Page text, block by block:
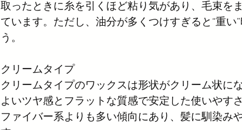
取ったときに糸を引くほど粘り気があり、毛束を
ています。ただし、油分が多くつけすぎると“重い
う。
クリームタイプ
クリームタイプのワックスは形状がクリーム状に
よいツヤ感とフラットな質感で安定した使いやす
ファイバー系よりも多い傾向にあり、髪に馴染み